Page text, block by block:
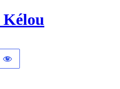
Kélou